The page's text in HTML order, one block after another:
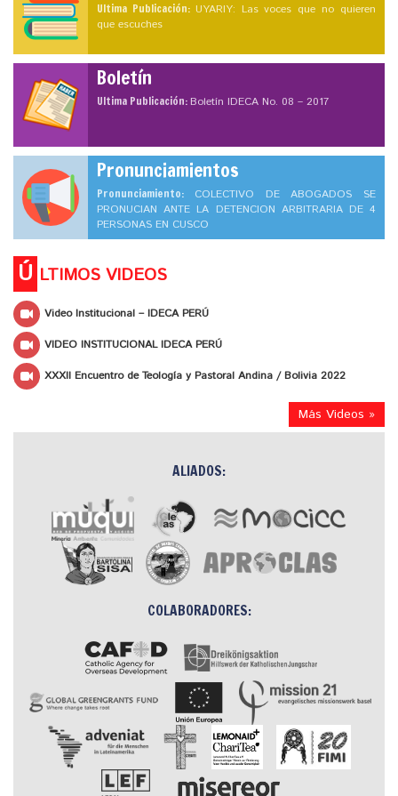
Ultima Publicación: UYARIY: Las voces que no quieren
que escuches
Boletín
Ultima Publicación:Boletín IDECA No. 08 – 2017
Pronunciamientos
Pronunciamiento: COLECTIVO DE ABOGADOS SE
PRONUCIAN ANTE LA DETENCION ARBITRARIA DE 4
PERSONAS EN CUSCO
Ú LTIMOS VIDEOS
Video Institucional – IDECA PERÚ
VIDEO INSTITUCIONAL IDECA PERÚ
XXXII Encuentro de Teología y Pastoral Andina / Bolivia 2022
Más Videos »
ALIADOS:
COLABORADORES: